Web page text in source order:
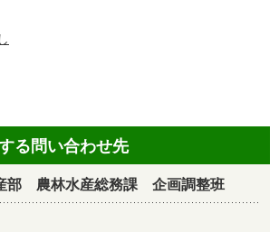
る問い合わせ先
部 農林水産総務課 企画調整班